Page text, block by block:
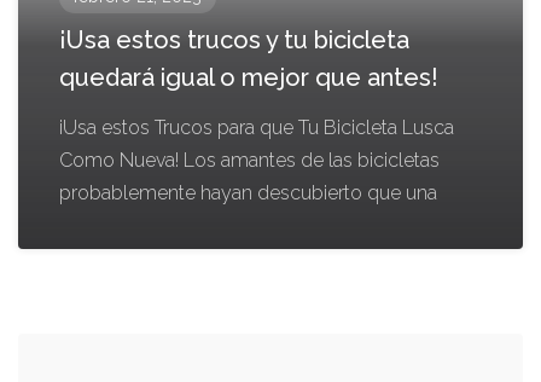
¡Usa estos trucos y tu bicicleta
quedará igual o mejor que antes!
¡Usa estos Trucos para que Tu Bicicleta Lusca
Como Nueva! Los amantes de las bicicletas
probablemente hayan descubierto que una